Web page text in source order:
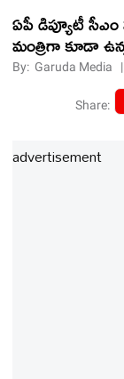
ఏపీ డిప్యూటీ
మంత్రిగా కూడా
By: Garuda Media
Share:
advertisement